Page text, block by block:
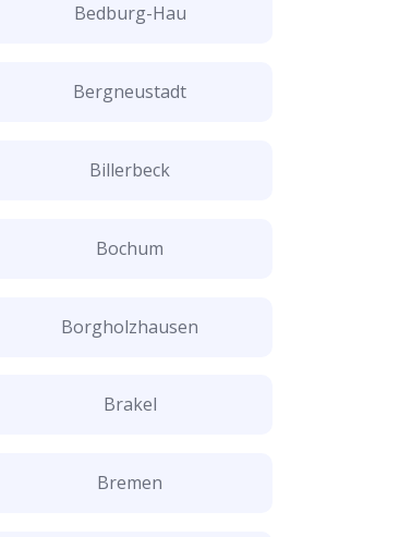
Bedburg-Hau
Bergneustadt
Billerbeck
Bochum
Borgholzhausen
Brakel
Bremen